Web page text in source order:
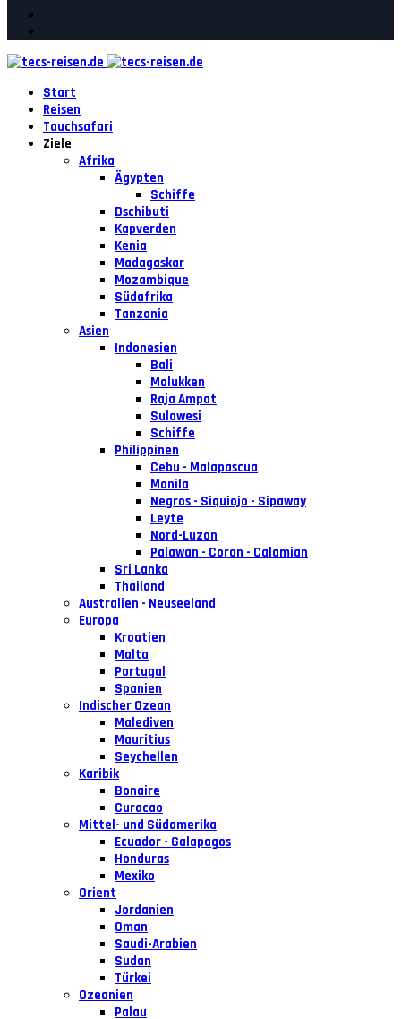
Start
Reisen
Tauchsafari
Ziele
Afrika
Ägypten
Schiffe
Dschibuti
Kapverden
Kenia
Madagaskar
Mozambique
Südafrika
Tanzania
Asien
Indonesien
Bali
Molukken
Raja Ampat
Sulawesi
Schiffe
Philippinen
Cebu - Malapascua
Manila
Negros - Siquiojo - Sipaway
Leyte
Nord-Luzon
Palawan - Coron - Calamian
Sri Lanka
Thailand
Australien - Neuseeland
Europa
Kroatien
Malta
Portugal
Spanien
Indischer Ozean
Malediven
Mauritius
Seychellen
Karibik
Bonaire
Curacao
Mittel- und Südamerika
Ecuador - Galapagos
Honduras
Mexiko
Orient
Jordanien
Oman
Saudi-Arabien
Sudan
Türkei
Ozeanien
Palau